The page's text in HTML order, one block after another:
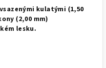
kulatými (1,50
(2,00 mm)
lesku.